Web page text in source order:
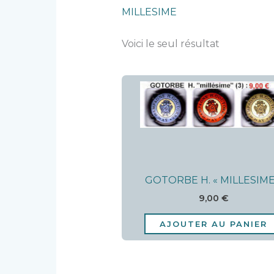
MILLESIME
Voici le seul résultat
GOTORBE H. «
9,00 €
AJOUTER AU PANIER